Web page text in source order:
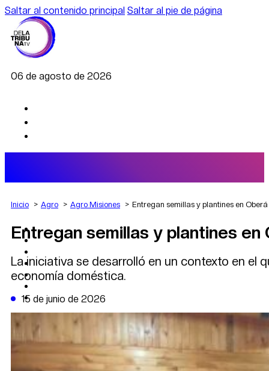
Saltar al contenido principal Saltar al pie de página
06 de agosto de 2026
AGRO
DEPORTES
POLÍTICA
CAMBIO CLIMÁTICO
DE LA TRIBUNA TV
Inicio Agro Agro Misiones Entregan semillas y plantines en
Entregan semillas y plantines
La iniciativa se desarrolló en un contexto en el
economía doméstica.
15 de junio de 2026